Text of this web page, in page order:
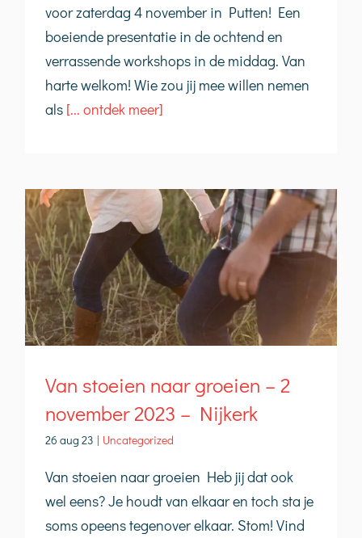
voor zaterdag 4 november in Putten! Een
boeiende presentatie in de ochtend en
verrassende workshops in de middag. Van
harte welkom! Wie zou jij mee willen nemen
als [... ontdek meer]
Van stoeien naar groeien – 2
november 2023 – Nijkerk
26 aug 23 | Uncategorized
Van stoeien naar groeien Heb jij dat ook
wel eens? Je houdt van elkaar en toch sta je
soms opeens tegenover elkaar. Stom! Vind